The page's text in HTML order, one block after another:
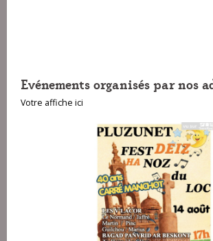
Evénements organisés par nos
Votre affiche ici